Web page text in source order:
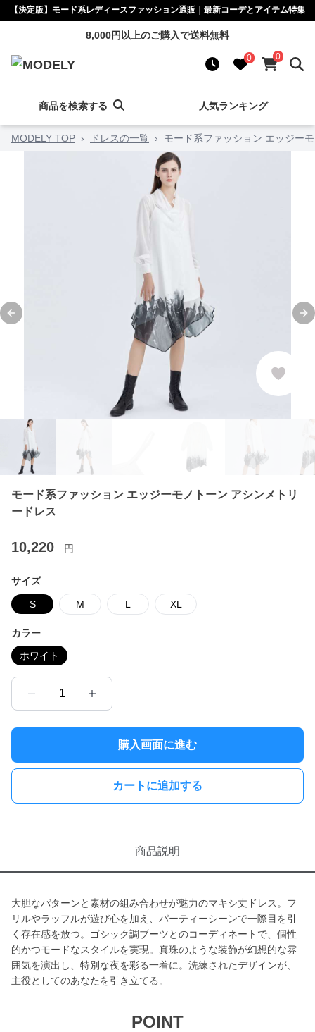
【決定版】モード系レディースファッション通販｜最新コーデとアイテム特集
8,000円以上のご購入で送料無料
0 0
商品を検索する 人気ランキング
MODELY TOP › ドレスの一覧 › モード系ファッション エッジー
Previous slide
モード系ファッション エッジーモノトーン アシンメトリ
ードレス
10,220 円
サイズ
S M L XL
カラー
ホワイト
1
購入画面に進む
カートに追加する
商品説明
大胆なパターンと素材の組み合わせが魅力のマキシ丈ドレス。フ
リルやラッフルが遊び心を加え、パーティーシーンで一際目を引
く存在感を放つ。ゴシック調ブーツとのコーディネートで、個性
的かつモードなスタイルを実現。真珠のような装飾が幻想的な雰
囲気を演出し、特別な夜を彩る一着に。洗練されたデザインが、
主役としてのあなたを引き立てる。
POINT